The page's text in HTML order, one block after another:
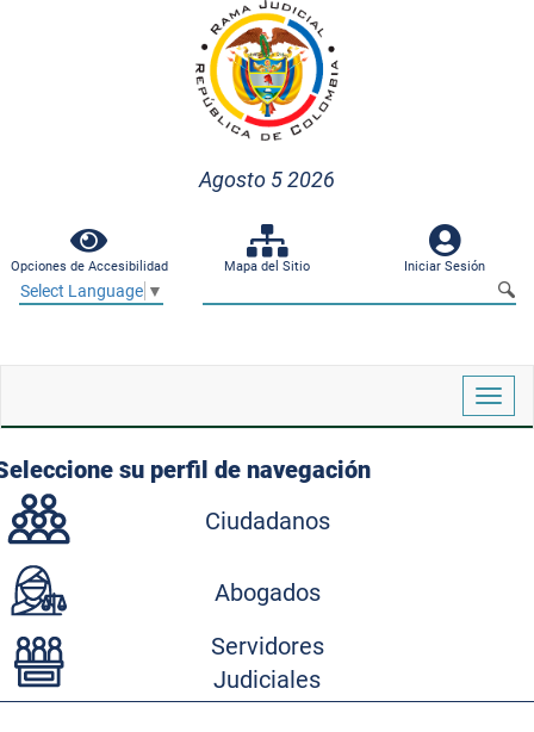
Agosto 5 2026
Opciones de Accesibilidad Mapa del Sitio Iniciar Sesión
Select Language ▼
su perfil de navegación
Ciudadanos
Abogados
Servidores
Judiciales